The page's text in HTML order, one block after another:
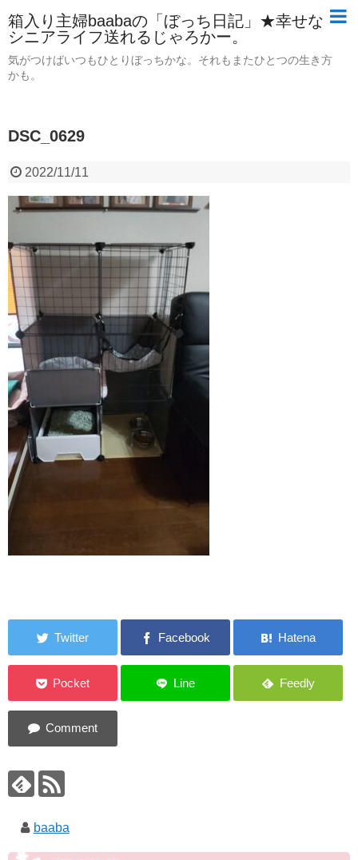
箱入り主婦baabaの「ぼっち日記」★幸せな
シニアライフ送れるじゃろかー。
気がつけばいつもひとりぼっちかな。それもまたひとつの生き方
かも。
DSC_0629
2022/11/11
baaba